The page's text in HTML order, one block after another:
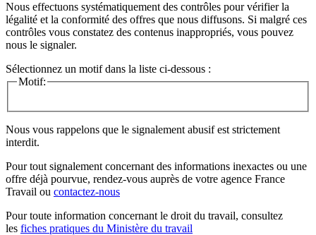
Nous effectuons systématiquement des contrôles pour vérifier la
légalité et la conformité des offres que nous diffusons. Si malgré ces
contrôles vous constatez des contenus inappropriés, vous pouvez
nous le signaler.
Sélectionnez un motif dans la liste ci-dessous :
Motif:
Nous vous rappelons que le signalement abusif est strictement
interdit.
Pour tout signalement concernant des informations inexactes ou une
offre déjà pourvue, rendez-vous auprès de votre agence France
Travail ou contactez-nous
Pour toute information concernant le droit du travail, consultez
les fiches pratiques du Ministère du travail